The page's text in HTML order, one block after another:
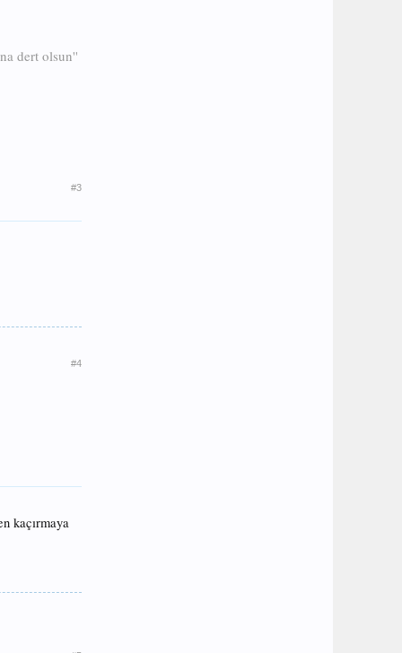
dert olsun''
#3
#4
kaçırmaya